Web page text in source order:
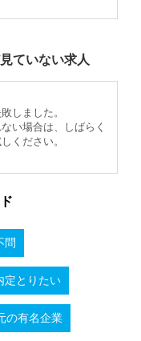
ていない求人
しました。
い場合は、しばらく
ください。
問
定とりたい
の有名企業